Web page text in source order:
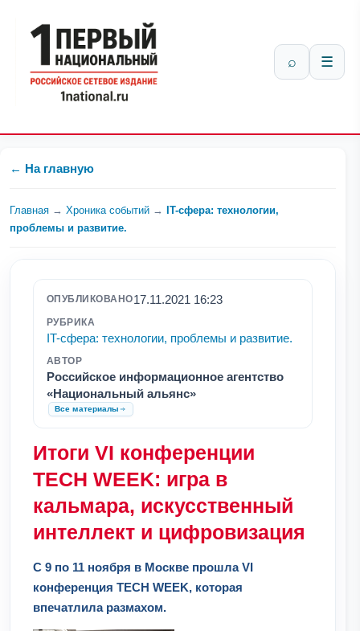
⌕ ☰
← На главную
Главная → Хроника событий → IT-сфера: технологии,
проблемы и развитие.
ОПУБЛИКОВАНО17.11.2021 16:23
РУБРИКА
IT-сфера: технологии, проблемы и развитие.
АВТОР
Российское информационное агентство
«Национальный альянс»
Все материалы
Итоги VI конференции
TECH WEEK: игра в
кальмара, искусственный
интеллект и цифровизация
С 9 по 11 ноября в Москве прошла VI
конференция TECH WEEK, которая
впечатлила размахом.